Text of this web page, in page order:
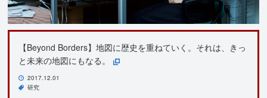
【Beyond Borders】地図に歴史を重ねていく。それは、きっ
と未来の地図にもなる。
2017.12.01
研究